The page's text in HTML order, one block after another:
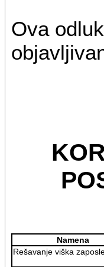
Ova
Namena
Rešavanje viška